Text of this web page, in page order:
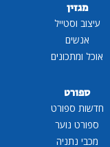
מגזין
עיצוב וסטייל
אנשים
אוכל ומתכונים
ספורט
חדשות ספורט
ספורט נוער
מכבי נתניה